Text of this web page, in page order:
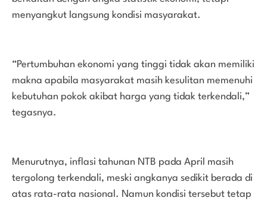
menyangkut langsung kondisi masyarakat.
“Pertumbuhan ekonomi yang tinggi tidak akan memiliki
makna apabila masyarakat masih kesulitan memenuhi
kebutuhan pokok akibat harga yang tidak terkendali,”
tegasnya.
Menurutnya, inflasi tahunan NTB pada April masih
tergolong terkendali, meski angkanya sedikit berada di
atas rata-rata nasional. Namun kondisi tersebut tetap